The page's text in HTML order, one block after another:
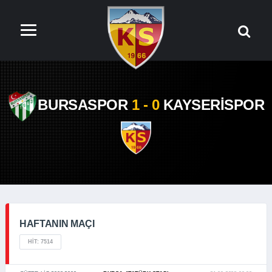
BURSASPOR 1 - 0 KAYSERİSPOR
HAFTANIN MAÇI
HIT: 7514